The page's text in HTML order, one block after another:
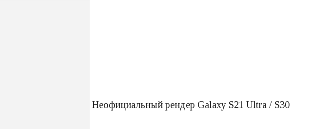
Неофициальный рендер Galaxy S21 Ultra / S30